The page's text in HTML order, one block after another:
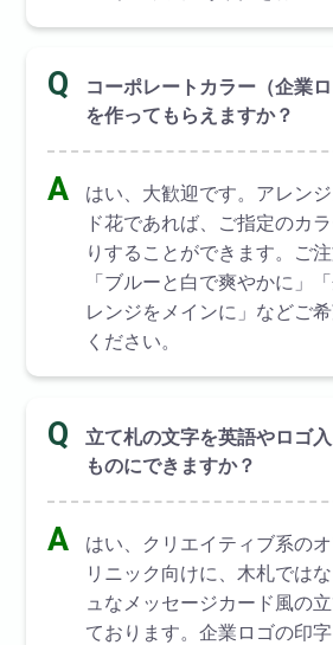
Q
コーポレートカラー（企業
を作ってもらえますか？
A
はい、大歓迎です。アレン
ド花であれば、ご指定のカ
りすることができます。ご
「ブルーと白で爽やかに」
レンジをメインに」などご
ください。
Q
立て札の文字を英語やロゴ
ものにできますか？
A
はい、クリエイティブ系の
リニック向けに、木札では
ュなメッセージカード風の
ております。企業ロゴの印